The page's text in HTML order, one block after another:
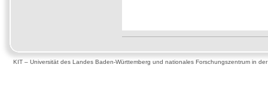
KIT – Universität des Landes Baden-Württemberg und nationales Forschungszentrum in